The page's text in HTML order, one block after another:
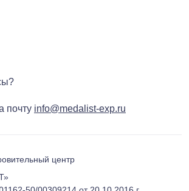
почту info@medalist-exp.ru
центр